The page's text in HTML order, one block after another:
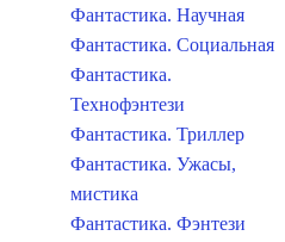
Фантастика. Научная
Фантастика. Социальная
Фантастика.
Технофэнтези
Фантастика. Триллер
Фантастика. Ужасы,
мистика
Фантастика. Фэнтези